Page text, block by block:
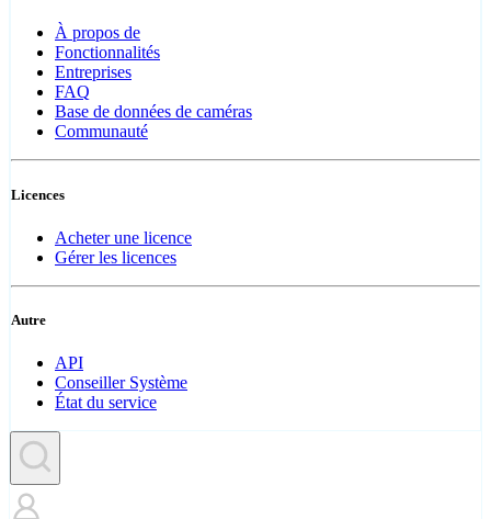
À propos de
Fonctionnalités
Entreprises
FAQ
Base de données de caméras
Communauté
Licences
Acheter une licence
Gérer les licences
Autre
API
Conseiller Système
État du service